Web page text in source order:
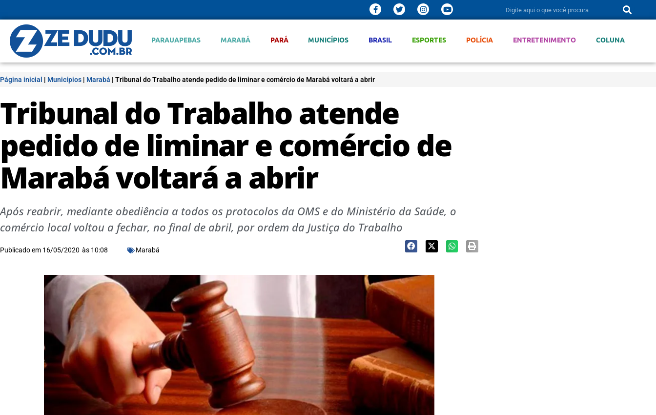
PARAUAPEBAS MARABÁ PARÁ MUNICÍPIOS BRASIL ESPORTES POLÍCIA ENTRETENIMENTO COLUNA
Página inicial | Municípios | Marabá | Tribunal do Trabalho atende pedido de liminar e comércio de Marabá voltará a abrir
Tribunal do Trabalho atende
pedido de liminar e comércio de
Marabá voltará a abrir
Após reabrir, mediante obediência a todos os protocolos da OMS e do Ministério da Saúde, o
comércio local voltou a fechar, no final de abril, por ordem da Justiça do Trabalho
Publicado em 16/05/2020 às 10:08 Marabá